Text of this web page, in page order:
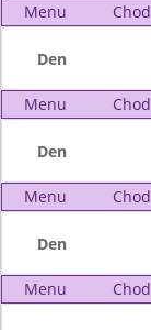
Menu Chod
Den
Menu Chod
Den
Menu Chod
Den
Menu Chod